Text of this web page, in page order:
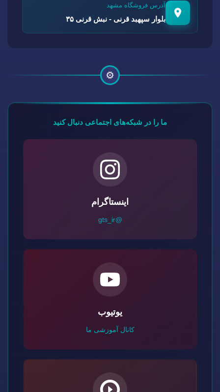
آدرس فروشگاه مشهد
بلوار سپهبد قرنی - نبش قرنی ۳۵
⚙️
ما را در شبکه‌های اجتماعی دنبال کنید
اینستاگرام
@gts_ir
یوتیوب
کانال آموزشی ما